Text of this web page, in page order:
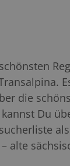
die
Du
alte